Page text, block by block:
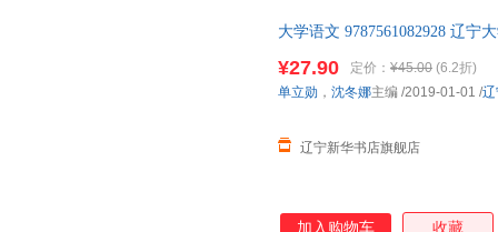
大学语文 9787561082928 辽宁
¥27.90 定价： ¥45.00 (6.2折)
辽宁新华书店旗舰店
单立勋 ， 沈冬娜主编 /2019-01-01 /
加入购物车 收藏